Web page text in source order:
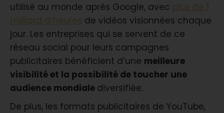
utilisé au monde après Google, avec plus de 1
milliard d’heures de vidéos visionnées chaque
jour. Les entreprises qui se servent de ce
réseau social pour leurs campagnes
publicitaires bénéficient d’une meilleure
visibilité et la possibilité de toucher une
audience mondiale diversifiée.
De plus, les formats publicitaires de YouTube,